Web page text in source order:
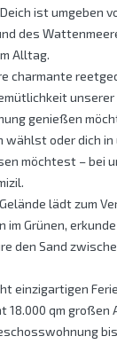
ist umgeben
des
Alltag.
charmante
unserer
genießen
wählst oder dich
möchtest – bei
lädt zum
Grünen,
den Sand
einzigartigen
18.000 qm großen